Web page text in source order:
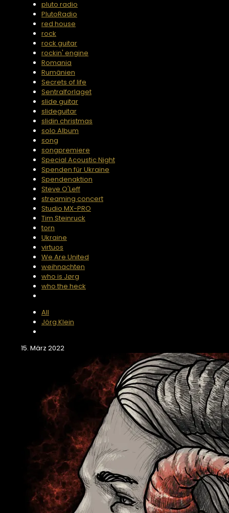
pluto radio
PlutoRadio
red house
rock
rock guitar
rockin' engine
Romania
Rumänien
Secrets of life
Sentralforlaget
slide guitar
slideguitar
slidin christmas
solo Album
song
songpremiere
Special Acoustic Night
Spenden für Ukraine
Spendenaktion
Steve O'Leff
streaming concert
Studio MX-PRO
Tim Steinruck
torn
Ukraine
virtuos
We Are United
weihnachten
who is Jørg
who the heck
All
Jörg Klein
15. März 2022